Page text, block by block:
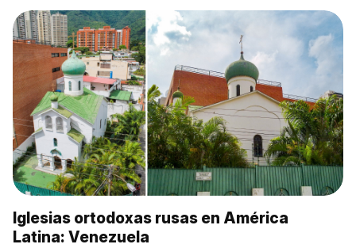
Iglesias ortodoxas rusas en América
Latina: Venezuela